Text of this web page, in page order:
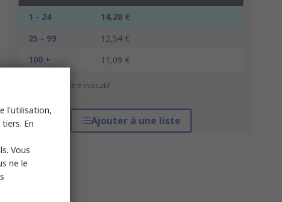
1 - 24
14,28 €
25 - 99
12,54 €
100 +
11,09 €
*Prix donné à titre indicatif
Ajouter à une liste
l'utilisation,
En
Vous
ne le